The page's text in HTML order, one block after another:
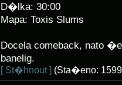
D�lka: 30:00
Mapa: Toxis Slums
Docela comeback, nato
banelig.
[ St�hnout ] (Sta�eno: